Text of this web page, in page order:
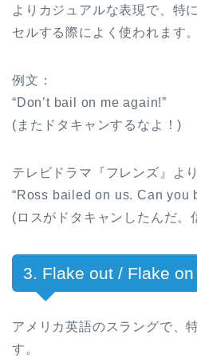
よりカジュアルな表現で、特
セルする際によく使われます。
例文：
“Don’t bail on me again!”
(またドタキャンするなよ！)
テレビドラマ『フレンズ』より
“Ross bailed on us. Can you
(ロスがドタキャンしたんだ。
3. Flake out / Flake
アメリカ英語のスラングで、
す。